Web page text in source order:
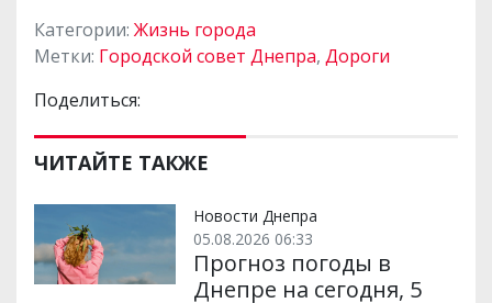
Категории: Жизнь города
Метки: Городской совет Днепра, Дороги
Поделиться:
ЧИТАЙТЕ ТАКЖЕ
Новости Днепра
05.08.2026 06:33
Прогноз погоды в
Днепре на сегодня, 5